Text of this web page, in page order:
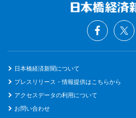
日本橋経済新聞について
プレスリリース・情報提供はこちらから
アクセスデータの利用について
お問い合わせ